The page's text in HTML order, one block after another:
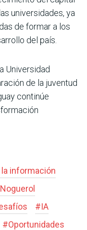
universidades, ya
de formar a los
del país.
Universidad
de la juventud
continúe
información
#IA
#Oportunidades